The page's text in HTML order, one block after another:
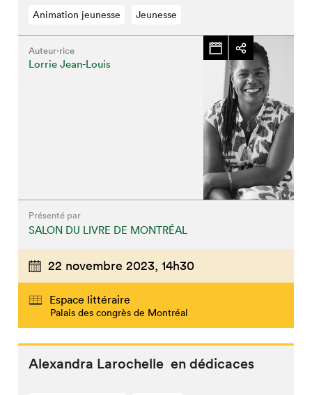
Animation jeunesse Jeunesse
Auteur·rice
Lorrie Jean-Louis
Présenté par
SALON DU LIVRE DE MONTRÉAL
22 novembre 2023, 14h30
Espace littéraire
Palais des congrès de Montréal
Alexandra Larochelle en dédicaces